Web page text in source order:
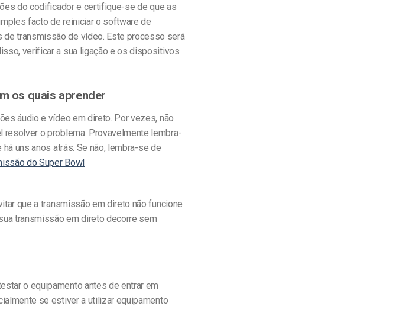
do codificador e certifique-se de que as
facto de reiniciar o software de
transmissão de vídeo. Este processo será
verificar a sua ligação e os dispositivos
os quais aprender
áudio e vídeo em direto. Por vezes, não
resolver o problema. Provavelmente lembra-
uns anos atrás. Se não, lembra-se de
do Super Bowl
que a transmissão em direto não funcione
transmissão em direto decorre sem
o equipamento antes de entrar em
se estiver a utilizar equipamento